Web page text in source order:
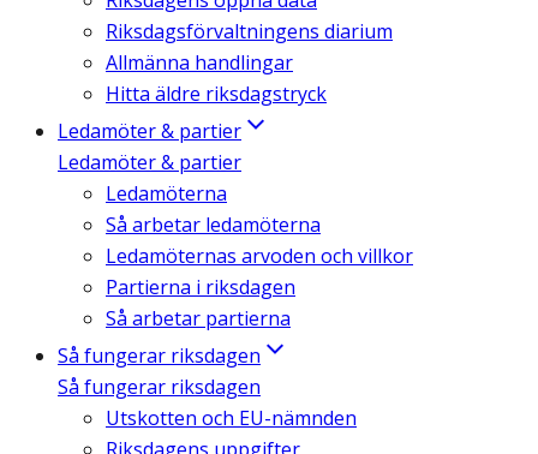
Riksdagsförvaltningens diarium
Allmänna handlingar
Hitta äldre riksdagstryck
Ledamöter & partier
Ledamöter & partier
Ledamöterna
Så arbetar ledamöterna
Ledamöternas arvoden och villkor
Partierna i riksdagen
Så arbetar partierna
Så fungerar riksdagen
Så fungerar riksdagen
Utskotten och EU-nämnden